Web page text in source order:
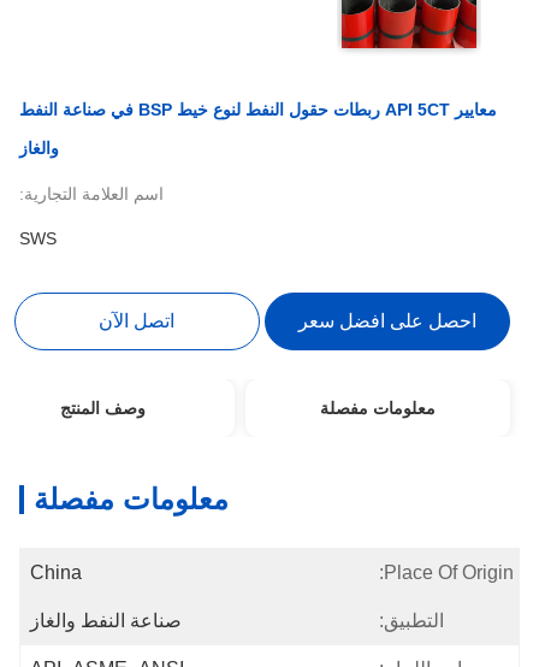
معايير API 5CT ربطات حقول النفط لنوع خيط BSP في صناعة النفط
والغاز
اسم العلامة التجارية:
SWS
احصل على افضل سعر اتصل الآن
معلومات مفصلة وصف المنتج
معلومات مفصلة
Place Of Origin:
China
التطبيق: صناعة النفط والغاز